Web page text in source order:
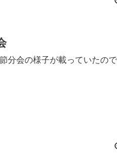
分会の様子が載っていたの